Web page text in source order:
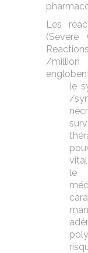
Les
(Severe
/million
le
/
vital
le